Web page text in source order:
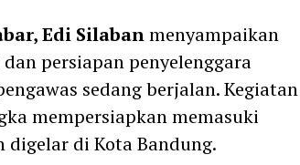
Edi Silabanmenyampaikan
persiapan penyelenggara
sedang berjalan. Kegiatan
mempersiapkan memasuki
digelar di Kota Bandung.